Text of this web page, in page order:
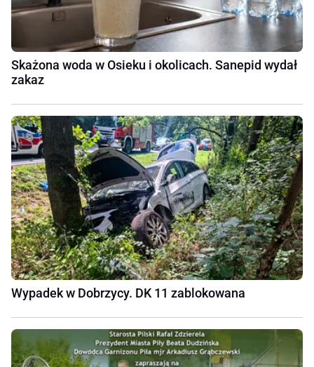
Skażona woda w Osieku i okolicach. Sanepid wydał
zakaz
Wypadek w Dobrzycy. DK 11 zablokowana